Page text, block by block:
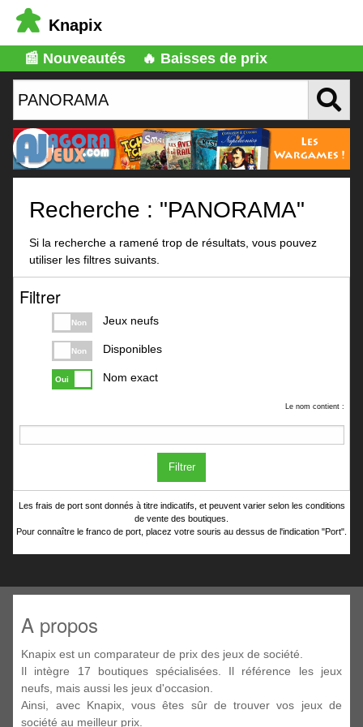
Knapix
📰 Nouveautés 🔥 Baisses de prix
Recherche : "PANORAMA"
Si la recherche a ramené trop de résultats, vous pouvez
utiliser les filtres suivants.
Filtrer
Non Jeux neufs
Non Disponibles
Oui Nom exact
Le nom contient :
Filtrer
Les frais de port sont donnés à titre indicatifs, et peuvent varier selon les conditions
de vente des boutiques.
Pour connaître le franco de port, placez votre souris au dessus de l'indication "Port".
A propos
Knapix est un comparateur de prix des jeux de société.
Il intègre 17 boutiques spécialisées. Il référence les jeux
neufs, mais aussi les jeux d'occasion.
Ainsi, avec Knapix, vous êtes sûr de trouver vos jeux de
société au meilleur prix.